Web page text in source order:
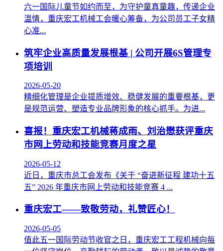
六一国际儿童节如约而至，为守护童真童趣，传递企业
温情，重庆宏工机械工会暖心筹备，为公司员工子女精
心准...
筑牢企业高质量发展根基 | 公司开展6S管理专
项培训
2026-05-20
精细化管理是企业提质增效、稳健发展的重要根基，更
是规范运营、塑造专业品牌形象的核心抓手。为进...
喜报！重庆宏工机械蒋成雨、刘治懋获评重庆
市网上劳动和技能竞赛月度之星
2026-05-12
近日，重庆市总工会发布《关于 “奋进新征程 建功十五
五” 2026 年重庆市网上劳动和技能竞赛 4 ...
重庆宏工——致敬劳动，礼赞匠心！
2026-05-05
值此五一国际劳动节收官之日，重庆宏工工程机械向每